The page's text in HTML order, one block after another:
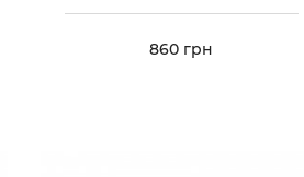
Ціна
860 грн